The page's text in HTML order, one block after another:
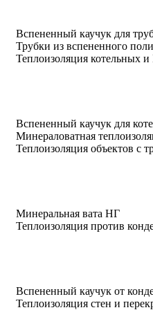
Вспененный каучук для
Трубки из вспененного
Теплоизоляция котельных
Вспененный каучук для
Минераловатная
Теплоизоляция объектов с
Минеральная вата НГ
Теплоизоляция против
Вспененный каучук от
Теплоизоляция стен и